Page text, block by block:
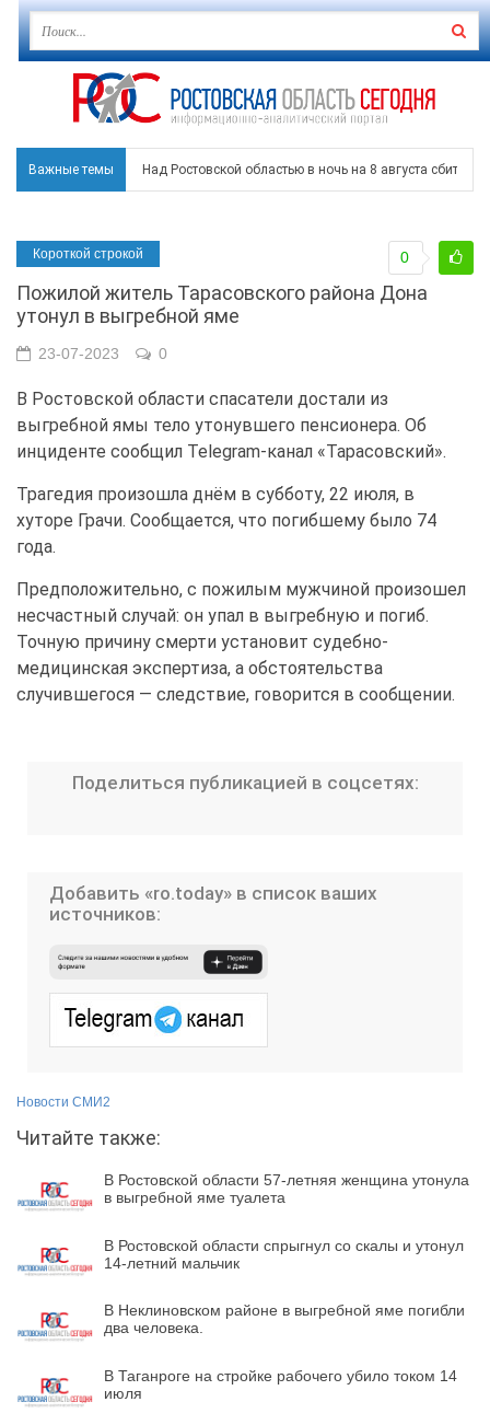
Важные темы Над Ростовской областью в ночь на 8 августа сбито
Режим ЧС регионального характера начал
В Чеховской библиотеке Таганрога открылась
В Ростове задержан подозреваемый в ночном
Короткой строкой
Пожилой житель Тарасовского района Дона
утонул в выгребной яме
0
23-07-2023 0
В Ростовской области спасатели достали из
выгребной ямы тело утонувшего пенсионера. Об
инциденте сообщил Telegram-канал «Тарасовский».
Трагедия произошла днём в субботу, 22 июля, в
хуторе Грачи. Сообщается, что погибшему было 74
года.
Предположительно, с пожилым мужчиной произошел
несчастный случай: он упал в выгребную и погиб.
Точную причину смерти установит судебно-
медицинская экспертиза, а обстоятельства
случившегося — следствие, говорится в сообщении.
Поделиться публикацией в соцсетях:
Добавить «ro.today» в список ваших
источников:
Новости СМИ2
Читайте также:
В Ростовской области 57-летняя женщина утонула
в выгребной яме туалета
В Ростовской области спрыгнул со скалы и утонул
14-летний мальчик
В Неклиновском районе в выгребной яме погибли
два человека.
В Таганроге на стройке рабочего убило током 14
июля